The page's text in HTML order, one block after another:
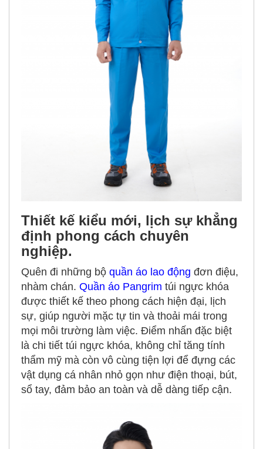
Thiết kế kiểu mới, lịch sự khẳng
định phong cách chuyên
nghiệp.
Quên đi những bộ quần áo lao động đơn điệu,
nhàm chán. Quần áo Pangrim túi ngực khóa
được thiết kế theo phong cách hiện đại, lịch
sự, giúp người mặc tự tin và thoải mái trong
mọi môi trường làm việc. Điểm nhấn đặc biệt
là chi tiết túi ngực khóa, không chỉ tăng tính
thẩm mỹ mà còn vô cùng tiện lợi để đựng các
vật dụng cá nhân nhỏ gọn như điện thoại, bút,
sổ tay, đảm bảo an toàn và dễ dàng tiếp cận.